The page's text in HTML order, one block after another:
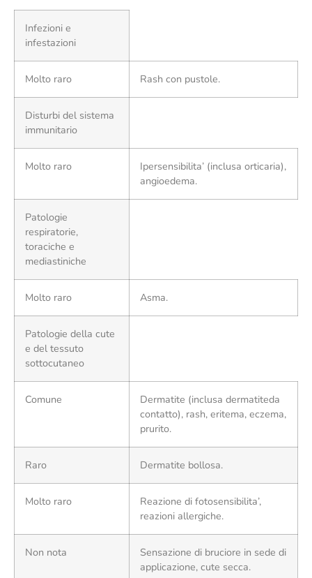
Infezioni e
infestazioni
Molto raro Rash con pustole.
Disturbi del sistema
immunitario
Molto raro
Ipersensibilita’ (inclusa orticaria),
angioedema.
Patologie
respiratorie,
toraciche e
mediastiniche
Molto raro Asma.
Patologie della cute
e del tessuto
sottocutaneo
Comune
Dermatite (inclusa dermatiteda
contatto), rash, eritema, eczema,
prurito.
Raro Dermatite bollosa.
Molto raro
Reazione di fotosensibilita’,
reazioni allergiche.
Non nota
Sensazione di bruciore in sede di
applicazione, cute secca.